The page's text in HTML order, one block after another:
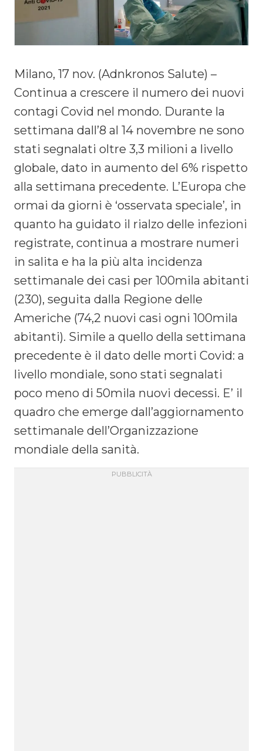
Milano, 17 nov. (Adnkronos Salute) –
Continua a crescere il numero dei nuovi
contagi Covid nel mondo. Durante la
settimana dall’8 al 14 novembre ne sono
stati segnalati oltre 3,3 milioni a livello
globale, dato in aumento del 6% rispetto
alla settimana precedente. L’Europa che
ormai da giorni è ‘osservata speciale’, in
quanto ha guidato il rialzo delle infezioni
registrate, continua a mostrare numeri
in salita e ha la più alta incidenza
settimanale dei casi per 100mila abitanti
(230), seguita dalla Regione delle
Americhe (74,2 nuovi casi ogni 100mila
abitanti). Simile a quello della settimana
precedente è il dato delle morti Covid: a
livello mondiale, sono stati segnalati
poco meno di 50mila nuovi decessi. E’ il
quadro che emerge dall’aggiornamento
settimanale dell’Organizzazione
mondiale della sanità.